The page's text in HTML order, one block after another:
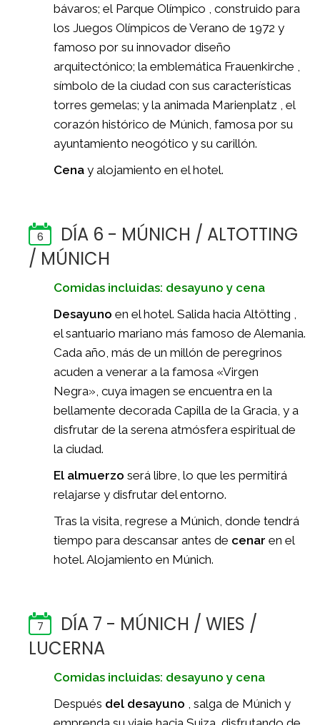
bávaros; el Parque Olímpico , construido para
los Juegos Olímpicos de Verano de 1972 y
famoso por su innovador diseño
arquitectónico; la emblemática Frauenkirche ,
símbolo de la ciudad con sus características
torres gemelas; y la animada Marienplatz , el
corazón histórico de Múnich, famosa por su
ayuntamiento neogótico y su carillón.
Cena y alojamiento en el hotel.
6
DÍA 6 - MÚNICH / ALTOTTING
/ MÚNICH
Comidas incluidas: desayuno y cena
Desayuno en el hotel. Salida hacia Altötting ,
el santuario mariano más famoso de Alemania.
Cada año, más de un millón de peregrinos
acuden a venerar a la famosa «Virgen
Negra», cuya imagen se encuentra en la
bellamente decorada Capilla de la Gracia, y a
disfrutar de la serena atmósfera espiritual de
la ciudad.
El almuerzo será libre, lo que les permitirá
relajarse y disfrutar del entorno.
Tras la visita, regrese a Múnich, donde tendrá
tiempo para descansar antes de cenar en el
hotel. Alojamiento en Múnich.
7
DÍA 7 - MÚNICH / WIES /
LUCERNA
Comidas incluidas: desayuno y cena
Después del desayuno , salga de Múnich y